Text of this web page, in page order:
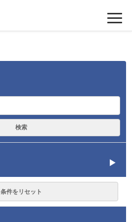
検索
条件をリセット